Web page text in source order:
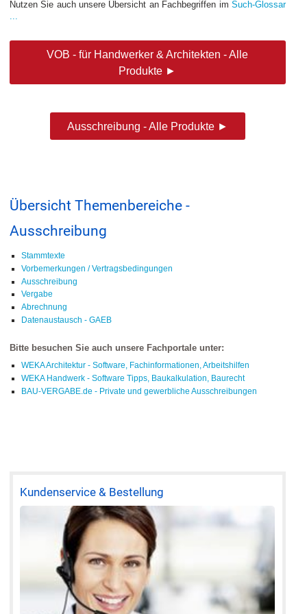
Nutzen Sie auch unsere Übersicht an Fachbegriffen im Such-Glossar
...
VOB - für Handwerker & Architekten - Alle
Produkte ►
Ausschreibung - Alle Produkte ►
Übersicht Themenbereiche -
Ausschreibung
Stammtexte
Vorbemerkungen / Vertragsbedingungen
Ausschreibung
Vergabe
Abrechnung
Datenaustausch - GAEB
Bitte besuchen Sie auch unsere Fachportale unter:
WEKA Architektur - Software, Fachinformationen, Arbeitshilfen
WEKA Handwerk - Software Tipps, Baukalkulation, Baurecht
BAU-VERGABE.de - Private und gewerbliche Ausschreibungen
Kundenservice & Bestellung